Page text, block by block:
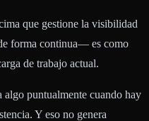
que gestione la visibilidad
forma continua— es como
de trabajo actual.
algo puntualmente cuando hay
Y eso no genera